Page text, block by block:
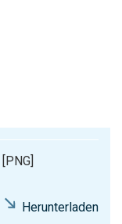
[PNG]
Herunterladen